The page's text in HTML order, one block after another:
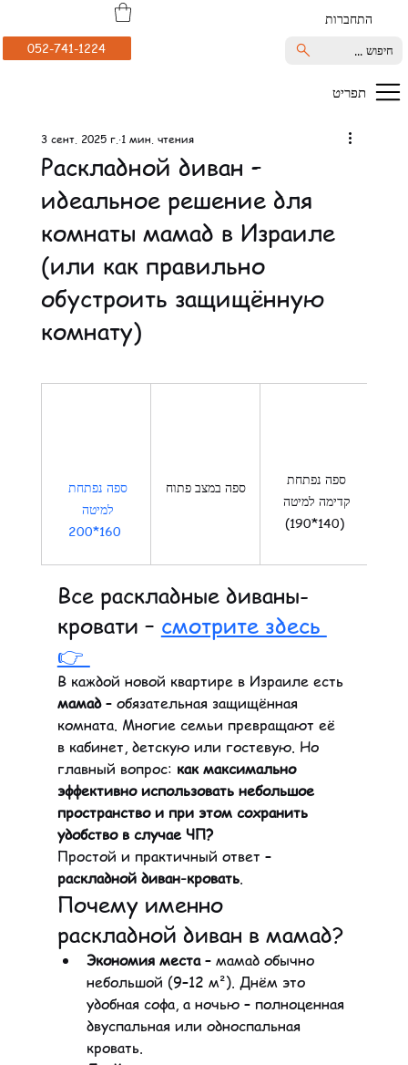
052-741-1224
תפריט
התחברות
חיפוש ...
Раскладной диван –
идеальное решение для
комнаты мамад в Израиле
(или как правильно
обустроить защищённую
комнату)
3 сент. 2025 г. 1 мин. чтения
ספה נפתחת
למיטה
ספה במצב פתוח
ספה נפתחת
קדימה למיטה
(140*190)
Все раскладные диваны-
кровати – смотрите здесь
👉
В каждой новой квартире в Израиле есть
мамад – обязательная защищённая
комната. Многие семьи превращают её
в кабинет, детскую или гостевую. Но
главный вопрос: как максимально
эффективно использовать небольшое
пространство и при этом сохранить
удобство в случае ЧП?
Простой и практичный ответ –
раскладной диван-кровать.
Почему именно
раскладной диван в мамад?
Экономия места – мамад обычно
небольшой (9–12 м²). Днём это
удобная софа, а ночью – полноценная
двуспальная или односпальная
кровать.